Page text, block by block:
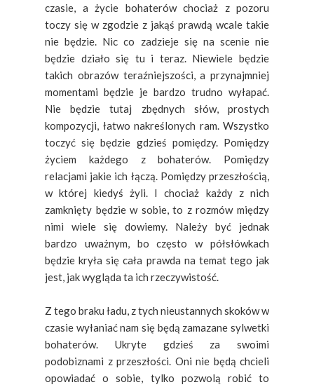
czasie, a życie bohaterów chociaż z pozoru
toczy się w zgodzie z jakąś prawdą wcale takie
nie będzie. Nic co zadzieje się na scenie nie
będzie działo się tu i teraz. Niewiele będzie
takich obrazów teraźniejszości, a przynajmniej
momentami będzie je bardzo trudno wyłapać.
Nie będzie tutaj zbędnych słów, prostych
kompozycji, łatwo nakreślonych ram. Wszystko
toczyć się będzie gdzieś pomiędzy. Pomiędzy
życiem każdego z bohaterów. Pomiędzy
relacjami jakie ich łączą. Pomiędzy przeszłością,
w której kiedyś żyli. I chociaż każdy z nich
zamknięty będzie w sobie, to z rozmów między
nimi wiele się dowiemy. Należy być jednak
bardzo uważnym, bo często w półsłówkach
będzie kryła się cała prawda na temat tego jak
jest, jak wygląda ta ich rzeczywistość.
Z tego braku ładu, z tych nieustannych skoków w
czasie wyłaniać nam się będą zamazane sylwetki
bohaterów. Ukryte gdzieś za swoimi
podobiznami z przeszłości. Oni nie będą chcieli
opowiadać o sobie, tylko pozwolą robić to